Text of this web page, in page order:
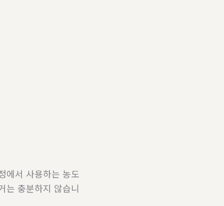
에서 사용하는 농도
는 충분하지 않습니